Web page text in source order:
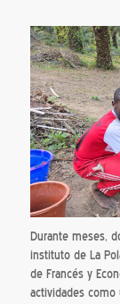
Durante meses,
instituto de La
de Francés y
actividades como